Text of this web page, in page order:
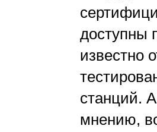
доступны
известно
станций.
мнению,